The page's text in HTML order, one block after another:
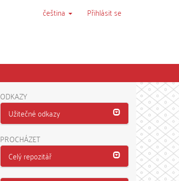
čeština Přihlásit se
ODKAZY
Užitečné odkazy
PROCHÁZET
Celý repozitář